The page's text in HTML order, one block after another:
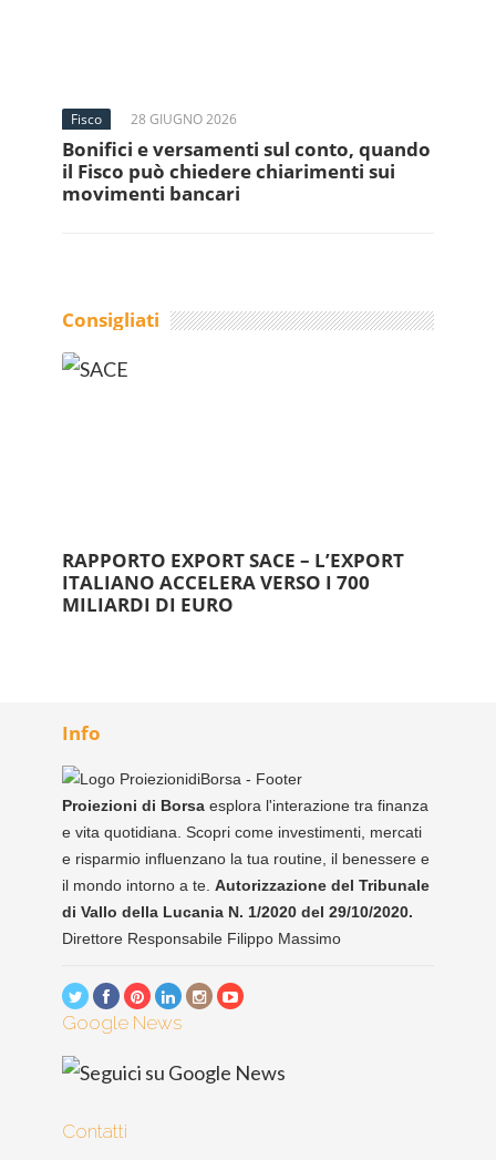
Fisco 28 GIUGNO 2026
Bonifici e versamenti sul conto, quando
il Fisco può chiedere chiarimenti sui
movimenti bancari
Consigliati
RAPPORTO EXPORT SACE – L’EXPORT
ITALIANO ACCELERA VERSO I 700
MILIARDI DI EURO
Info
Proiezioni di Borsa esplora l'interazione tra finanza
e vita quotidiana. Scopri come investimenti, mercati
e risparmio influenzano la tua routine, il benessere e
il mondo intorno a te. Autorizzazione del Tribunale
di Vallo della Lucania N. 1/2020 del 29/10/2020.
Direttore Responsabile Filippo Massimo
Google News
Contatti